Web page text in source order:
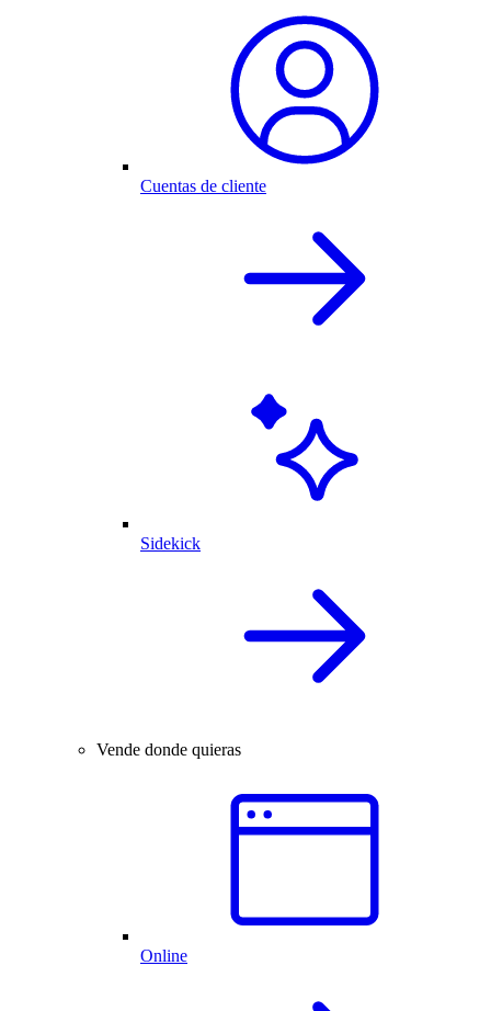
Cuentas de cliente
Sidekick
Vende donde quieras
Online